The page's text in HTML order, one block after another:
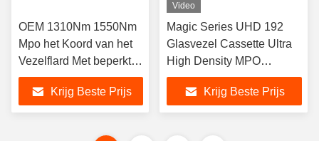
OEM 1310Nm 1550Nm
Mpo het Koord van het
Vezelflard Met beperkte
verliezen
Krijg Beste Prijs
Video
Magic Series UHD 192
Glasvezel Cassette Ultra
High Density MPO
Cassette
Krijg Beste Prijs